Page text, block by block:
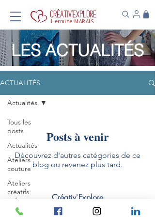
Hermine MARAIS
LES ACTUALITÉS
ACTUALITÉS
Tous les
posts
Actualités
Ateliers
couture
Ateliers
créatifs
enfants
Ateliers
Actualités
Posts à venir
Découvrez d'autres catégories de ce
blog ou revenez plus tard.
Créativ'Explore
Avenue de Verdun